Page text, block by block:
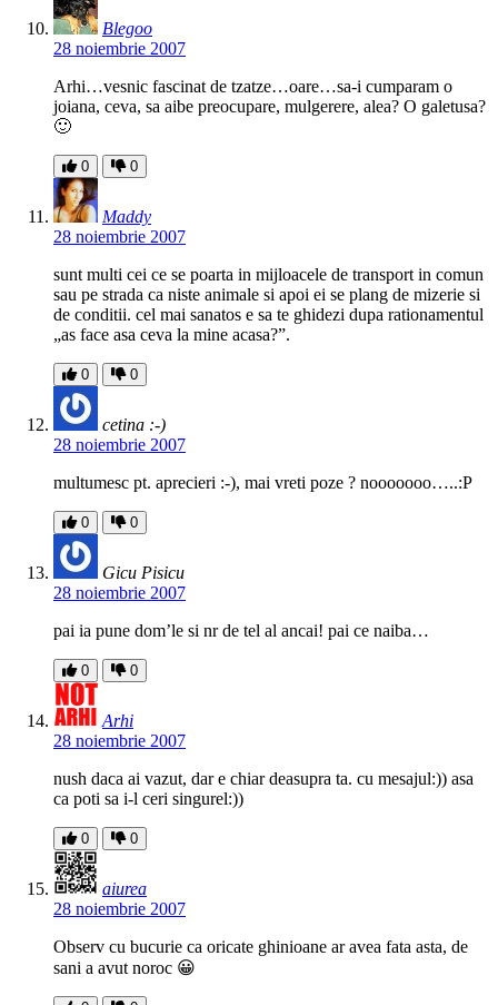
Blegoo
28 noiembrie 2007
Arhi…vesnic fascinat de tzatze…oare…sa-i cumparam o
joiana, ceva, sa aibe preocupare, mulgerere, alea? O galetusa?
🙂
0 0
Maddy
28 noiembrie 2007
sunt multi cei ce se poarta in mijloacele de transport in comun
sau pe strada ca niste animale si apoi ei se plang de mizerie si
de conditii. cel mai sanatos e sa te ghidezi dupa rationamentul
„as face asa ceva la mine acasa?”.
0 0
cetina :-)
28 noiembrie 2007
multumesc pt. aprecieri :-), mai vreti poze ? nooooooo…..:P
0 0
Gicu Pisicu
28 noiembrie 2007
pai ia pune dom’le si nr de tel al ancai! pai ce naiba…
0 0
Arhi
28 noiembrie 2007
nush daca ai vazut, dar e chiar deasupra ta. cu mesajul:)) asa
ca poti sa i-l ceri singurel:))
0 0
aiurea
28 noiembrie 2007
Observ cu bucurie ca oricate ghinioane ar avea fata asta, de
sani a avut noroc 😀